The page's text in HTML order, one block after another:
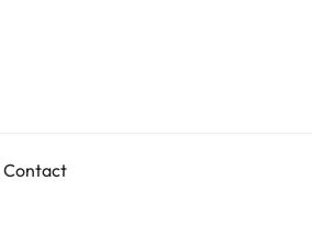
Contact